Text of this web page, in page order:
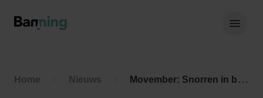
Home Nieuws Movember: Snorren in bloei!